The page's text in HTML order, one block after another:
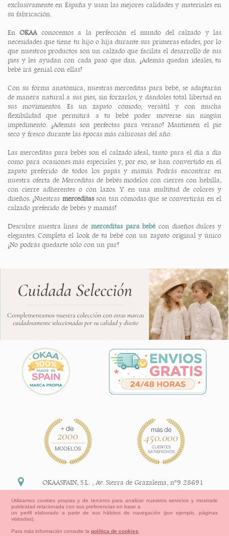
exclusivamente en España y usan las mejores calidades y materiales en
su fabricación.
EnOKAA conocemos a la perfección el mundo del calzado y las
necesidades que tiene tu hijo o hija durante sus primeras edades, por lo
que nuestros productos son un calzado que facilita el desarrollo de sus
pies y les ayudan con cada paso que dan. ¡Además quedan ideales, tu
bebé irá genial con ellas!
Con su forma anatómica, nuestras merceditas para bebé, se adaptarán
de manera natural a sus pies, sin forzarlos, y dándoles total libertad en
sus movimientos. Es un zapato cómodo, versátil y con mucha
flexibilidad que permitirá a tu bebé poder moverse sin ningún
impedimento. ¡Además son perfectas para verano! Mantienen el pie
seco y fresco durante las épocas más calurosas del año.
Las merceditas para bebés son el calzado ideal, tanto para el día a día
como para ocasiones más especiales y, por eso, se han convertido en el
zapato preferido de todos los papás y mamás. Podrás encontrar en
nuestra oferta de Merceditas de bebés modelos con cierres con hebilla,
con cierre adherentes o con lazos. Y en una multitud de colores y
diseños. ¡Nuestras merceditasson tan cómodas que se convertirán en el
calzado preferido de bebés y mamás!
Descubre nuestra línea de merceditas para bebécon diseños dulces y
elegantes. Completa el look de tu bebé con un zapato original y único
¡No podrás quedarte sólo con un par!
OKAASPAIN, S.L. ,Av. Sierra de Grazalema, nº9 28691
+34 91 113 89 09
Utilizamos cookies propias y de terceros para analizar nuestros servicios y mostrarle
publicidad relacionada con sus preferencias en base a
un perfil elaborado a partir de sus hábitos de navegación (por ejemplo, páginas
visitadas).
Para más información consulte lapolítica de cookies